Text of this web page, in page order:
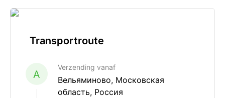
Transportroute
A
Verzending vanaf
Вельяминово, Московская
область, Россия